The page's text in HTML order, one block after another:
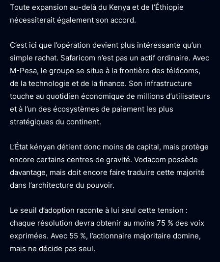
Toute expansion au-delà du Kenya et de l’Éthiopie
nécessiterait également son accord.
C’est ici que l’opération devient plus intéressante qu’un
simple rachat. Safaricom n’est pas un actif ordinaire. Avec
M-Pesa, le groupe se situe à la frontière des télécoms,
de la technologie et de la finance. Son infrastructure
touche au quotidien économique de millions d’utilisateurs
et à l’un des écosystèmes de paiement les plus
stratégiques du continent.
L’État kényan détient donc moins de capital, mais protège
encore certains centres de gravité. Vodacom possède
davantage, mais doit encore faire traduire cette majorité
dans l’architecture du pouvoir.
Le seuil d’adoption raconte à lui seul cette tension :
chaque résolution devra obtenir au moins 75 % des voix
exprimées. Avec 55 %, l’actionnaire majoritaire domine,
mais ne décide pas seul.